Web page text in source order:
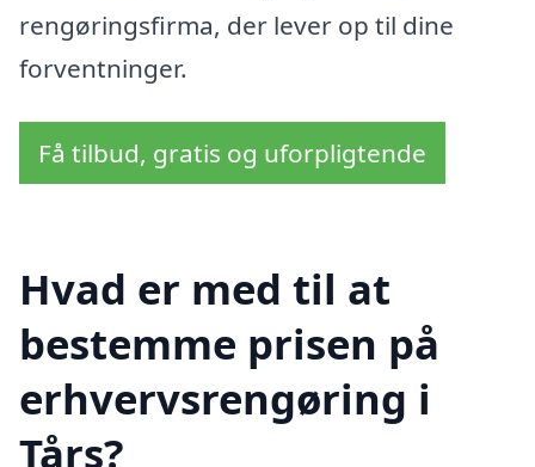
rengøringsfirma, der lever op til dine
forventninger.
Få tilbud, gratis og uforpligtende
Hvad er med til at
bestemme prisen på
erhvervsrengøring i
Tårs?